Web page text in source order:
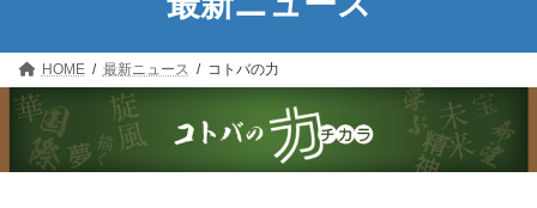
HOME 最新ニュース コトバの力